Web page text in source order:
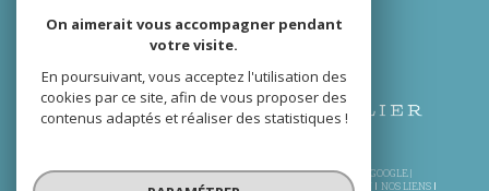
© 2026 | TOUS DROITS RÉSERVÉS | TRADUCTION POWERED BY GOOGLE |
MENTIONS LÉGALES ADMIN NOS LIENS
On aimerait vous accompagner pendant
votre visite.
En poursuivant, vous acceptez l'utilisation des
cookies par ce site, afin de vous proposer des
contenus adaptés et réaliser des statistiques !